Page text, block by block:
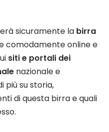
sicuramente la birra
comodamente online e
siti e portali dei
nazionale e
più su storia,
di questa birra e quali